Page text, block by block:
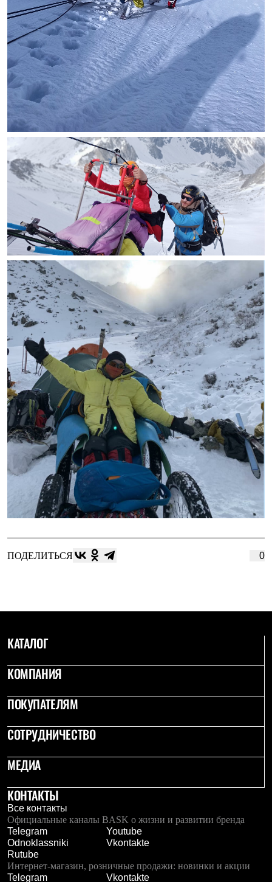
ПОДЕЛИТЬСЯ 0
КАТАЛОГ
КОМПАНИЯ
ПОКУПАТЕЛЯМ
СОТРУДНИЧЕСТВО
МЕДИА
КОНТАКТЫ
Все контакты
Официальные каналы BASK о жизни и развитии бренда
Telegram
Youtube
Odnoklassniki
Vkontakte
Rutube
Интернет-магазин, розничные продажи: новинки и акции
Telegram
Vkontakte